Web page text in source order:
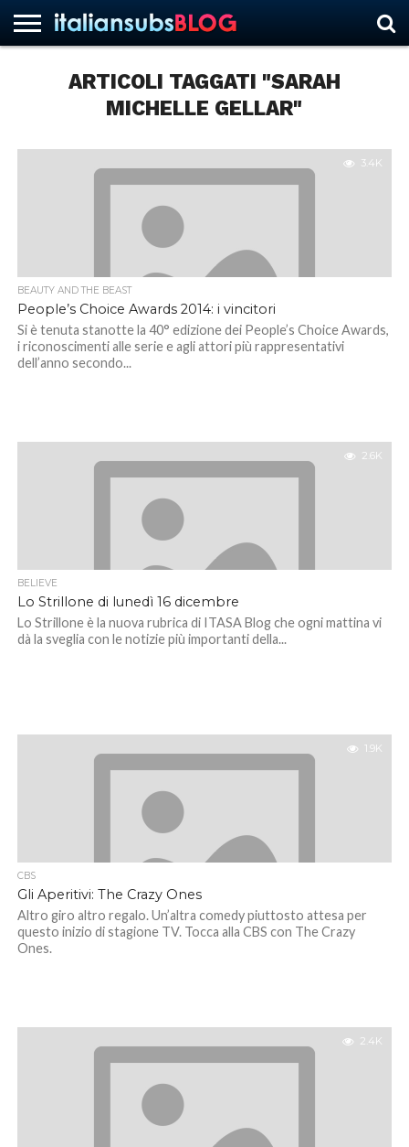
ARTICOLI TAGGATI "SARAH
MICHELLE GELLAR"
3.4K
BEAUTY AND THE BEAST
People’s Choice Awards 2014: i vincitori
Si è tenuta stanotte la 40° edizione dei People’s Choice Awards,
i riconoscimenti alle serie e agli attori più rappresentativi
dell’anno secondo...
2.6K
BELIEVE
Lo Strillone di lunedì 16 dicembre
Lo Strillone è la nuova rubrica di ITASA Blog che ogni mattina vi
dà la sveglia con le notizie più importanti della...
1.9K
CBS
Gli Aperitivi: The Crazy Ones
Altro giro altro regalo. Un’altra comedy piuttosto attesa per
questo inizio di stagione TV. Tocca alla CBS con The Crazy
Ones.
2.4K